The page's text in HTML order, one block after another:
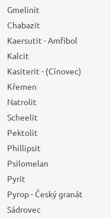
Gmelinit
Chabazit
Kaersutit - Amfibol
Kalcit
Kasiterit - (Cínovec)
Křemen
Natrolit
Scheelit
Pektolit
Phillipsit
Psilomelan
Pyrit
Pyrop - Český granát
Sádrovec